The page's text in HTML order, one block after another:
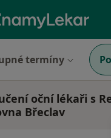
termíny
oční lékaři s
Břeclav